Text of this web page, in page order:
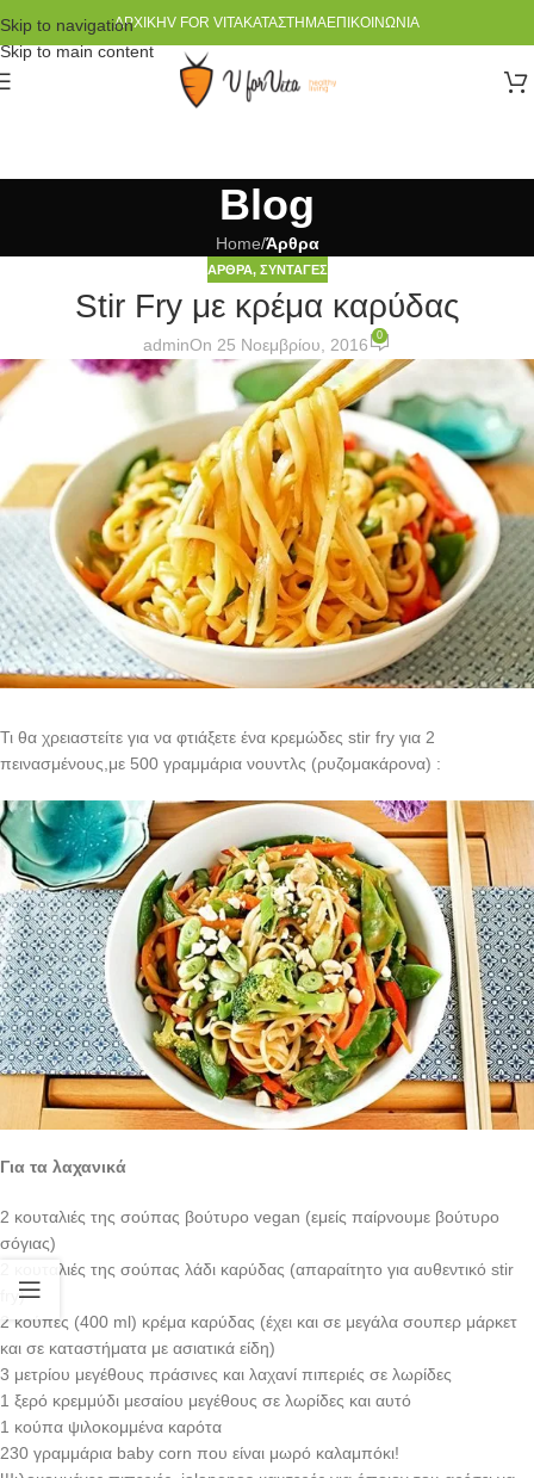
Skip to navigation
Skip to main content
ΑΡΧΙΚΉV FOR VITAΚΑΤΆΣΤΗΜΑΕΠΙΚΟΙΝΩΝΊΑ
Blog
Home/Άρθρα
ΆΡΘΡΑ, ΣΥΝΤΑΓΈΣ
Stir Fry με κρέμα καρύδας
adminOn 25 Νοεμβρίου, 2016 0
Τι θα χρειαστείτε για να φτιάξετε ένα κρεμώδες stir fry για 2
πεινασμένους,με 500 γραμμάρια νουντλς (ρυζομακάρονα) :
Για τα λαχανικά
2 κουταλιές της σούπας βούτυρο vegan (εμείς παίρνουμε βούτυρο
σόγιας)
2 κουταλιές της σούπας λάδι καρύδας (απαραίτητο για αυθεντικό stir
fry)
2 κούπες (400 ml) κρέμα καρύδας (έχει και σε μεγάλα σουπερ μάρκετ
και σε καταστήματα με ασιατικά είδη)
3 μετρίου μεγέθους πράσινες και λαχανί πιπεριές σε λωρίδες
1 ξερό κρεμμύδι μεσαίου μεγέθους σε λωρίδες και αυτό
1 κούπα ψιλοκομμένα καρότα
230 γραμμάρια baby corn που είναι μωρό καλαμπόκι!